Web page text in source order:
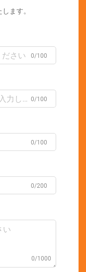
ます。
0/100
0/100
0/100
0/200
0/1000